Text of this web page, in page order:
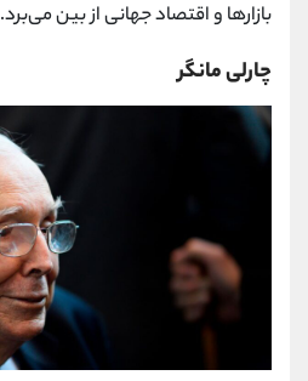
بازارها و اقتصاد جهانی از بین می‌برد.
چارلی مانگر